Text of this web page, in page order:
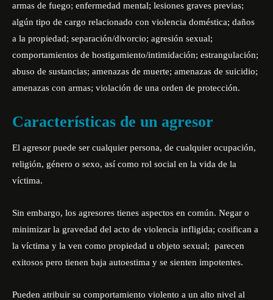
armas de fuego; enfermedad mental; lesiones graves previas;
algún tipo de cargo relacionado con violencia doméstica; daños
a la propiedad; separación/divorcio; agresión sexual;
comportamientos de hostigamiento/intimidación; estrangulación;
abuso de sustancias; amenazas de muerte; amenazas de suicidio;
amenazas con armas; violación de una orden de protección.
Características de un agresor
El agresor puede ser cualquier persona, de cualquier ocupación,
religión, género o sexo, así como rol social en la vida de la
víctima.
Sin embargo, los agresores tienes aspectos en común. Negar o
minimizar la gravedad del acto de violencia infligida; cosifican a
la víctima y la ven como propiedad u objeto sexual; parecen
exitosos pero tienen baja autoestima y se sienten impotentes.
Pueden atribuir su comportamiento violento a un alto nivel al